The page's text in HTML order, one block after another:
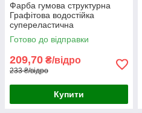
Фарба гумова структурна
Графітова водостійка
супереластична
універсальна емаль
«РабберФлекс» SkyLine для
зовнішніх робіт 1.4 кг
Готово до відправки
209,70 ₴/відро
233 ₴/відро
Купити